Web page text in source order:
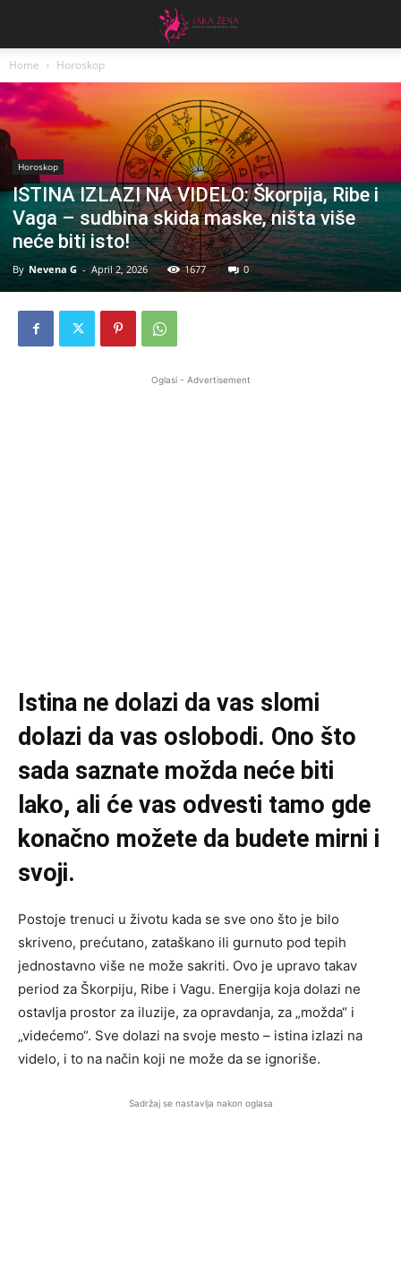
Home Horoskop
Horoskop
ISTINA IZLAZI NA VIDELO: Škorpija, Ribe i
Vaga – sudbina skida maske, ništa više
neće biti isto!
By Nevena G - April 2, 2026 1677 0
Oglasi - Advertisement
Istina ne dolazi da vas slomi
dolazi da vas oslobodi. Ono što
sada saznate možda neće biti
lako, ali će vas odvesti tamo gde
konačno možete da budete mirni i
svoji.
Postoje trenuci u životu kada se sve ono što je bilo
skriveno, prećutano, zataškano ili gurnuto pod tepih
jednostavno više ne može sakriti. Ovo je upravo takav
period za Škorpiju, Ribe i Vagu. Energija koja dolazi ne
ostavlja prostor za iluzije, za opravdanja, za „možda“ i
„videćemo“. Sve dolazi na svoje mesto – istina izlazi na
videlo, i to na način koji ne može da se ignoriše.
Sadržaj se nastavlja nakon oglasa